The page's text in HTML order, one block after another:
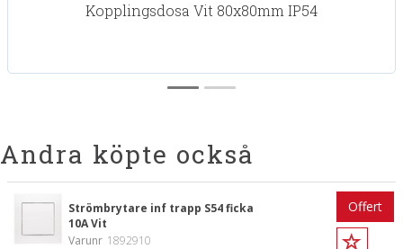
Kopplingsdosa Vit 80x80mm IP54
Andra köpte också
Strömbrytare inf trapp S54 ficka
10A Vit
Varunr 1892910
Offert